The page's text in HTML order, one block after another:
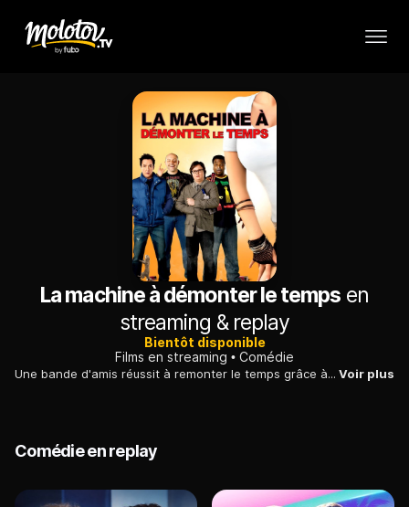
La machine à démonter le temps en
streaming & replay
Bientôt disponible
Films en streaming
Comédie
Une bande d'amis réussit à remonter le temps grâce à un jacuzzi magique. Ils se retrouvent en 1987, à l'époque de leur adolescence boutonneuse... Voir plus
Comédie en replay